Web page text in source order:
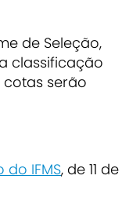
de Seleção,
classificação
serão
IFMS, de 11 de